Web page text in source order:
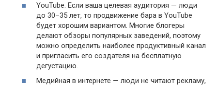
YouTube. Если ваша целевая аудитория — люди
до 30–35 лет, то продвижение бара в YouTube
будет хорошим вариантом. Многие блогеры
делают обзоры популярных заведений, поэтому
можно определить наиболее продуктивный канал
и пригласить его создателя на бесплатную
дегустацию.
Медийная в интернете — люди не читают рекламу,